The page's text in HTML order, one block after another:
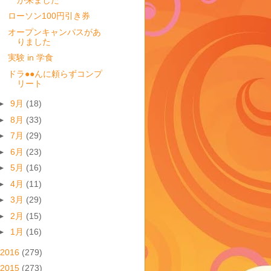
ローソン100円引き券
オープンキャンパスがあ
りました
実験 in 学食
ドラ●●んに頼らずコンプ
リート
9月 (18)
8月 (33)
7月 (29)
6月 (23)
5月 (16)
4月 (11)
3月 (29)
2月 (15)
1月 (16)
2016 (279)
2015 (273)